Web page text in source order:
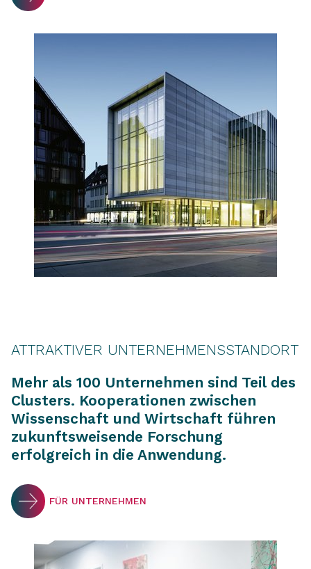
ATTRAKTIVER UNTERNEHMENSSTANDORT
Mehr als 100 Unternehmen sind Teil des
Clusters. Kooperationen zwischen
Wissenschaft und Wirtschaft führen
zukunftsweisende Forschung
erfolgreich in die Anwendung.
FÜR UNTERNEHMEN